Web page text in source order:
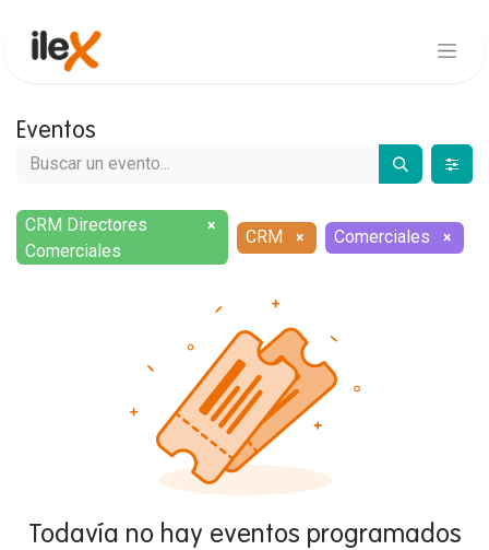
Eventos
CRM Directores
Comerciales
×
CRM × Comerciales ×
Todavía no hay eventos programados